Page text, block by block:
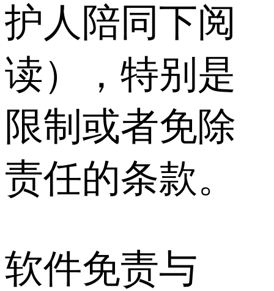
护人陪同下阅
读），特别是
限制或者免除
责任的条款。
软件免责与